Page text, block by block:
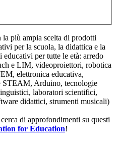
più ampia scelta di prodotti
per la scuola, la didattica e la
per tutte le età: arredo
e LIM, videoproiettori, robotica
elettronica educativa,
STEAM, Arduino, tecnologie
laboratori scientifici,
didattici, strumenti musicali)
di approfondimenti su questi
for Education!